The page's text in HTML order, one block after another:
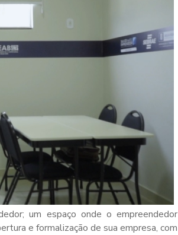
um espaço onde o empreendedor
e formalização de sua empresa, com